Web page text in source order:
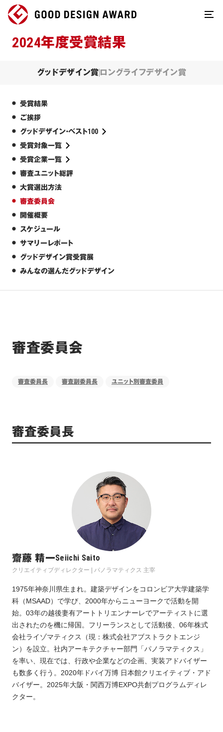
2024年度受賞結果
グッドデザイン賞 ロングライフデザイン賞
受賞結果
ご挨拶
グッドデザイン・ベスト100
受賞対象一覧
受賞企業一覧
審査ユニット総評
大賞選出方法
審査委員会
開催概要
スケジュール
サマリーレポート
グッドデザイン賞受賞展
みんなの選んだグッドデザイン
審査委員会
審査委員長 審査副委員長 ユニット別審査委員
齋藤 精一Seiichi Saito
クリエイティブディレクター | パノラマティクス 主宰
1975年神奈川県生まれ。建築デザインをコロンビア大学建築学
科（MSAAD）で学び、2000年からニューヨークで活動を開
始。03年の越後妻有アートトリエンナーレでアーティストに選
出されたのを機に帰国。フリーランスとして活動後、06年株式
会社ライゾマティクス（現：株式会社アブストラクトエンジ
ン）を設立。社内アーキテクチャー部門「パノラマティクス」
を率い、現在では、行政や企業などの企画、実装アドバイザー
も数多く行う。2020年ドバイ万博 日本館クリエイティブ・アド
バイザー。2025年大阪・関西万博EXPO共創プログラムディレ
クター。